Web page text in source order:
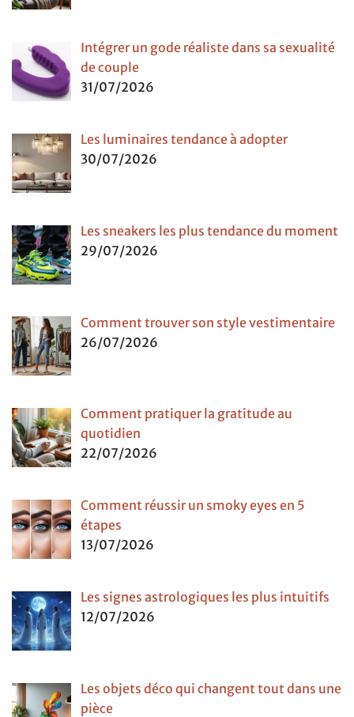
Intégrer un gode réaliste dans sa sexualité
de couple
31/07/2026
Les luminaires tendance à adopter
30/07/2026
Les sneakers les plus tendance du moment
29/07/2026
Comment trouver son style vestimentaire
26/07/2026
Comment pratiquer la gratitude au
quotidien
22/07/2026
Comment réussir un smoky eyes en 5
étapes
13/07/2026
Les signes astrologiques les plus intuitifs
12/07/2026
Les objets déco qui changent tout dans une
pièce